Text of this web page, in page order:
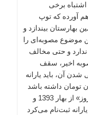
اشتباه برخی
آورده که توپ
بهارستان بیندازد و
موضوع مصوبه‌ای را
ندارد و حتی مخالف
اخیر، سقف
آن، باید یارانه
درآمد سالانه 35 میلیون تومان داشته باشد
قطع شود. رسانه‌هایی مثل «وطن‌امروز» از بهار 1393 و
ثبت‌نام می‌کرد